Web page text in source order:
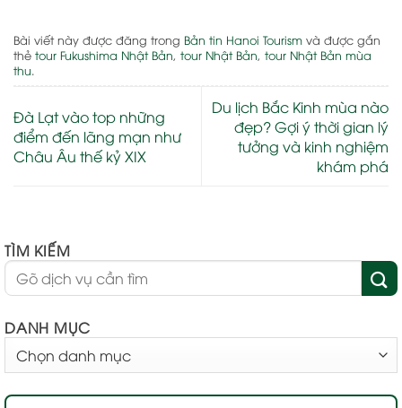
Bài viết này được đăng trong Bản tin Hanoi Tourism và được gắn
thẻ tour Fukushima Nhật Bản, tour Nhật Bản, tour Nhật Bản mùa
thu.
Đà Lạt vào top những
điểm đến lãng mạn như
Châu Âu thế kỷ XIX
Du lịch Bắc Kinh mùa nào
đẹp? Gợi ý thời gian lý
tưởng và kinh nghiệm
khám phá
TÌM KIẾM
DANH MỤC
MỤC